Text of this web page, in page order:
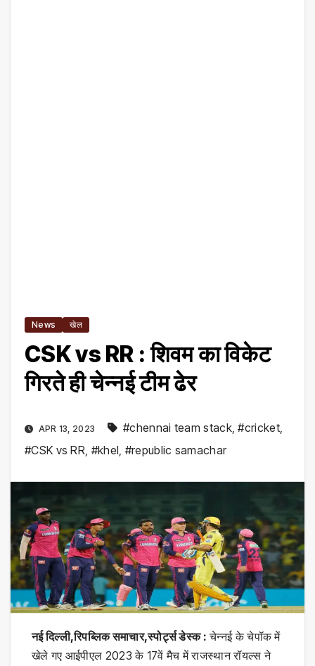
News खेल
CSK vs RR : शिवम का विकेट
गिरते ही चेन्नई टीम ढेर
APR 13, 2023 #chennai team stack,#cricket,
#CSK vs RR #khel #republic samachar
नई दिल्ली,रिपब्लिक समाचार,स्पोर्ट्स डेस्क : चेन्नई के चेपॉक में
खेले गए आईपीएल 2023 के 17वें मैच में राजस्थान रॉयल्स ने